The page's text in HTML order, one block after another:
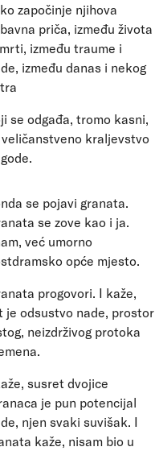
započinje njihova
priča, između života
između traume i
između danas i nekog
se odgađa, tromo kasni,
kraljevstvo
se pojavi granata.
se zove kao i ja.
već umorno
opće mjesto.
progovori. I kaže,
je odsustvo nade, prostor
neizdrživog protoka
susret dvojice
je pun potencijal
njen svaki suvišak. I
kaže, nisam bio u